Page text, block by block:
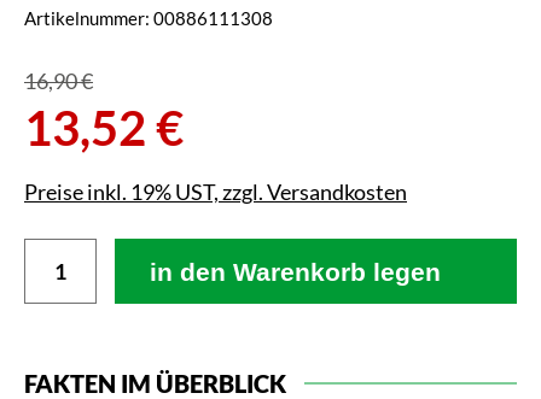
Artikelnummer: 00886111308
16,90 €
13,52 €
Preise inkl. 19% UST, zzgl. Versandkosten
in den Warenkorb legen
FAKTEN IM ÜBERBLICK